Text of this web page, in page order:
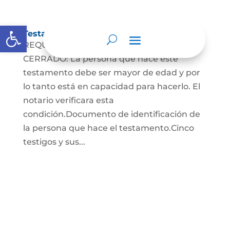
Abrir barra de herramientas
Testamento Cerrado
REQUISITOS PARA EL TESTAMENTO
CERRADO: La persona que hace este
testamento debe ser mayor de edad y por
lo tanto está en capacidad para hacerlo. El
notario verificara esta
condición.Documento de identificación de
la persona que hace el testamento.Cinco
testigos y sus...